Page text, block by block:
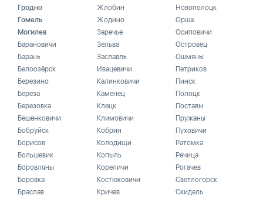
Гродно
Гомель
Могилев
Барановичи
Барань
Белоозёрск
Березино
Береза
Березовка
Бешенковичи
Бобруйск
Борисов
Большевик
Боровляны
Боровка
Браслав
Жлобин
Жодино
Заречье
Зельва
Заславль
Ивацевичи
Калинковичи
Каменец
Клецк
Климовичи
Кобрин
Колодищи
Копыль
Кореличи
Костюковичи
Кричев
Новополоцк
Орша
Осиповичи
Островец
Ошмяны
Петриков
Пинск
Полоцк
Поставы
Пружаны
Пуховичи
Ратомка
Речица
Рогачев
Светлогорск
Скидель